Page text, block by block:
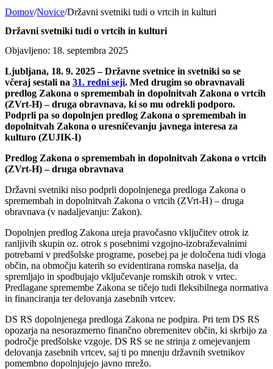
Domov/Novice/Državni svetniki tudi o vrtcih in kulturi
Državni svetniki tudi o vrtcih in kulturi
Objavljeno: 18. septembra 2025
Ljubljana, 18. 9. 2025 – Državne svetnice in svetniki so se
včeraj sestali na 31. redni seji. Med drugim so obravnavali
predlog Zakona o spremembah in dopolnitvah Zakona o vrtcih
(ZVrt-H) – druga obravnava, ki so mu odrekli podporo.
Podprli pa so dopolnjen predlog Zakona o spremembah in
dopolnitvah Zakona o uresničevanju javnega interesa za
kulturo (ZUJIK-I)
Predlog Zakona o spremembah in dopolnitvah Zakona o vrtcih
(ZVrt-H) – druga obravnava
Državni svetniki niso podprli dopolnjenega predloga Zakona o
spremembah in dopolnitvah Zakona o vrtcih (ZVrt-H) – druga
obravnava (v nadaljevanju: Zakon).
Dopolnjen predlog Zakona ureja pravočasno vključitev otrok iz
ranljivih skupin oz. otrok s posebnimi vzgojno-izobraževalnimi
potrebami v predšolske programe, posebej pa je določena tudi vloga
občin, na območju katerih so evidentirana romska naselja, da
spremljajo in spodbujajo vključevanje romskih otrok v vrtec.
Predlagane spremembe Zakona se tičejo tudi fleksibilnega normativa
in financiranja ter delovanja zasebnih vrtcev.
DS RS dopolnjenega predloga Zakona ne podpira. Pri tem DS RS
opozarja na nesorazmerno finančno obremenitev občin, ki skrbijo za
področje predšolske vzgoje. DS RS se ne strinja z omejevanjem
delovanja zasebnih vrtcev, saj ti po mnenju državnih svetnikov
pomembno dopolnjujejo javno mrežo.